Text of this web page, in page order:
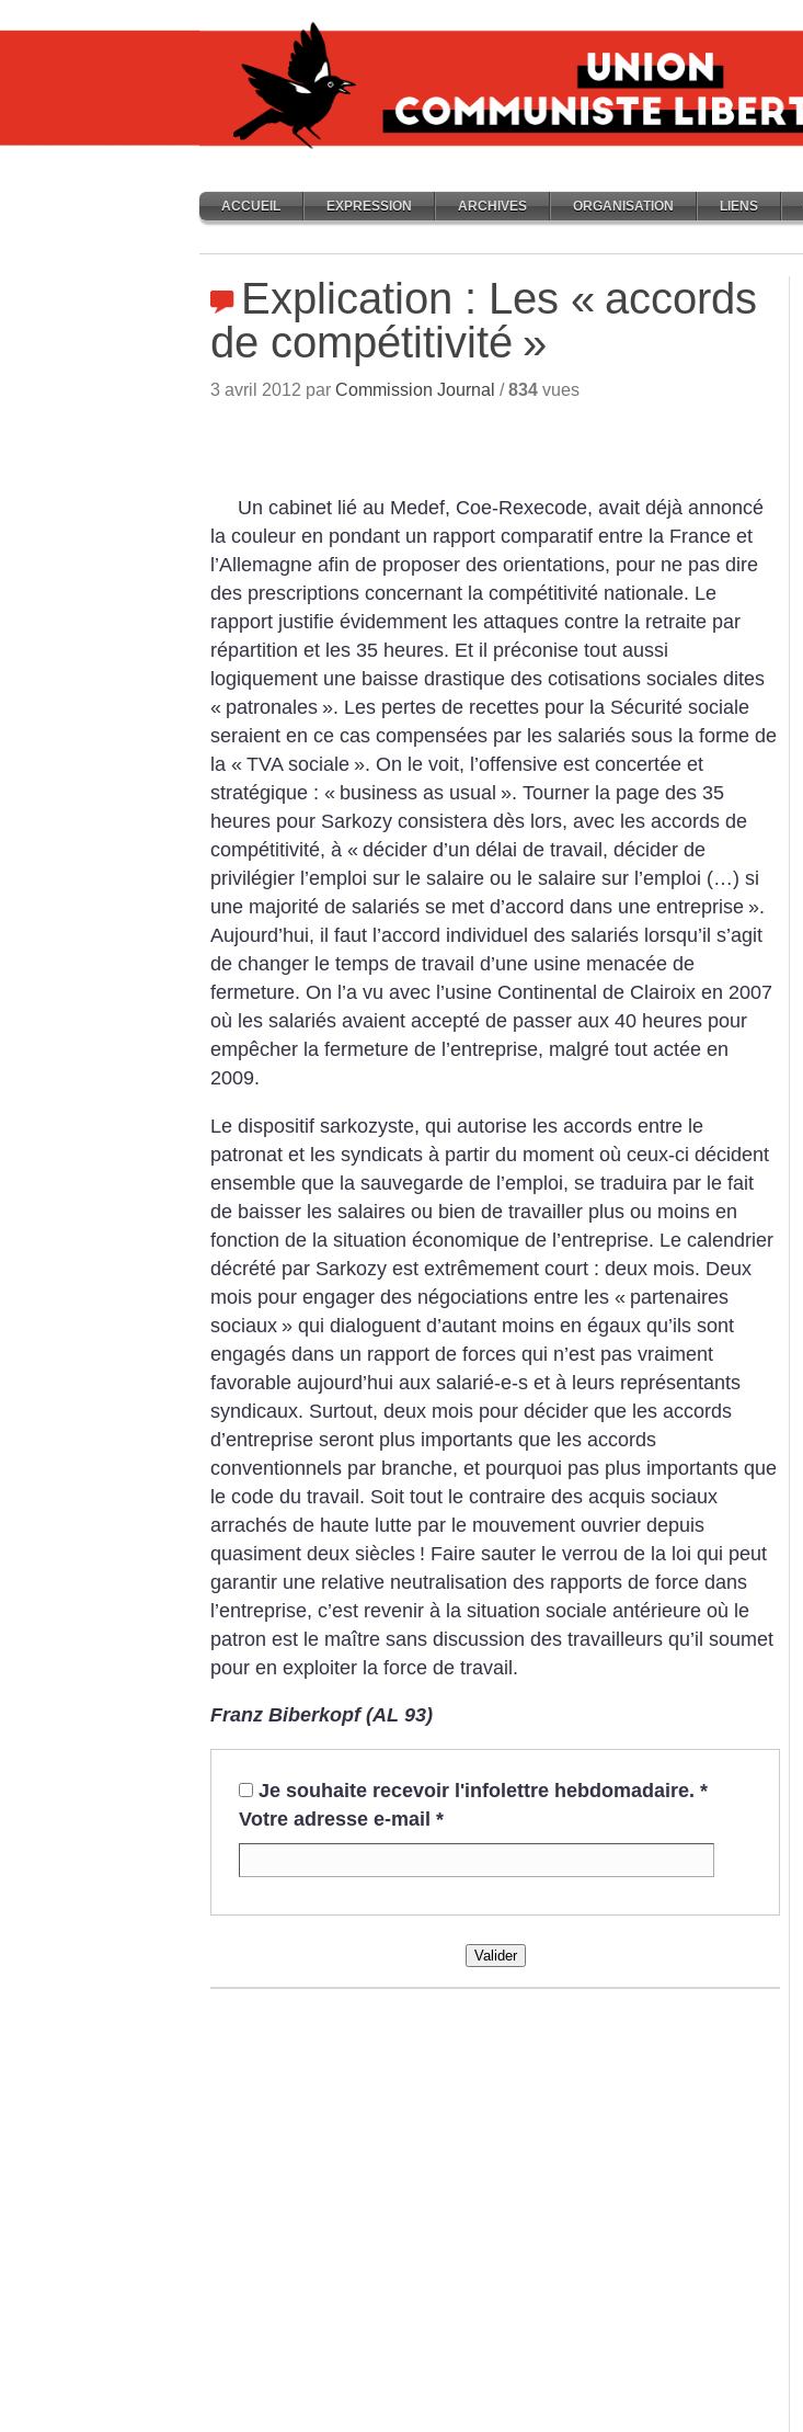
ACCUEIL EXPRESSION ARCHIVES ORGANISATION LIENS
Explication : Les « accords
de compétitivité »
3 avril 2012 par Commission Journal /834 vues
Un cabinet lié au Medef, Coe-Rexecode, avait déjà annoncé
la couleur en pondant un rapport comparatif entre la France et
l’Allemagne afin de proposer des orientations, pour ne pas dire
des prescriptions concernant la compétitivité nationale. Le
rapport justifie évidemment les attaques contre la retraite par
répartition et les 35 heures. Et il préconise tout aussi
logiquement une baisse drastique des cotisations sociales dites
« patronales ». Les pertes de recettes pour la Sécurité sociale
seraient en ce cas compensées par les salariés sous la forme de
la « TVA sociale ». On le voit, l’offensive est concertée et
stratégique : « business as usual ». Tourner la page des 35
heures pour Sarkozy consistera dès lors, avec les accords de
compétitivité, à « décider d’un délai de travail, décider de
privilégier l’emploi sur le salaire ou le salaire sur l’emploi (…) si
une majorité de salariés se met d’accord dans une entreprise ».
Aujourd’hui, il faut l’accord individuel des salariés lorsqu’il s’agit
de changer le temps de travail d’une usine menacée de
fermeture. On l’a vu avec l’usine Continental de Clairoix en 2007
où les salariés avaient accepté de passer aux 40 heures pour
empêcher la fermeture de l’entreprise, malgré tout actée en
2009.
Le dispositif sarkozyste, qui autorise les accords entre le
patronat et les syndicats à partir du moment où ceux-ci décident
ensemble que la sauvegarde de l’emploi, se traduira par le fait
de baisser les salaires ou bien de travailler plus ou moins en
fonction de la situation économique de l’entreprise. Le calendrier
décrété par Sarkozy est extrêmement court : deux mois. Deux
mois pour engager des négociations entre les « partenaires
sociaux » qui dialoguent d’autant moins en égaux qu’ils sont
engagés dans un rapport de forces qui n’est pas vraiment
favorable aujourd’hui aux salarié-e-s et à leurs représentants
syndicaux. Surtout, deux mois pour décider que les accords
d’entreprise seront plus importants que les accords
conventionnels par branche, et pourquoi pas plus importants que
le code du travail. Soit tout le contraire des acquis sociaux
arrachés de haute lutte par le mouvement ouvrier depuis
quasiment deux siècles ! Faire sauter le verrou de la loi qui peut
garantir une relative neutralisation des rapports de force dans
l’entreprise, c’est revenir à la situation sociale antérieure où le
patron est le maître sans discussion des travailleurs qu’il soumet
pour en exploiter la force de travail.
Franz Biberkopf (AL 93)
Je souhaite recevoir l'infolettre hebdomadaire. *
Votre adresse e-mail *
Valider